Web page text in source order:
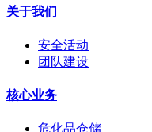
关于我们
安全活动
团队建设
核心业务
危化品仓储